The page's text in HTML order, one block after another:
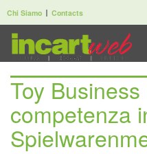
Chi Siamo Contacts
Toy
competenza